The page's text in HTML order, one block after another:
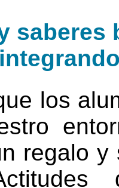
saberes
los
regalo y